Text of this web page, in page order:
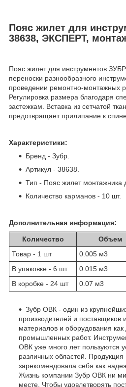
Пояс жилет для
38638, ЭКСПЕРТ,
Пояс жилет для инструментов
переноски разнообразного
проведении ремонтно-монтажных
Регулировка размера благодаря
застежкам. Вставка из сетчатой
предотвращает прилипание к
Характеристики:
Бренд - Зубр.
Артикул - 38638.
Тип - Пояс жилет монтажника
Количество карманов - 10 шт.
Дополнительная информация:
Количество Объем
Товар - 1 шт
0.005 м3
В упаковке - 6 шт
0.015 м3
В коробке - 24 шт
0.07 м3
Зубр ОВК - один из
производителей и поставщиков
материалов и оборудования
промышленных работ.
ОВК уже много лет пользуются
различных областей. Продукция
зарекомендовала себя как
Жизнь компании Зубр ОВК ни
месте. Чтобы удовлетворять